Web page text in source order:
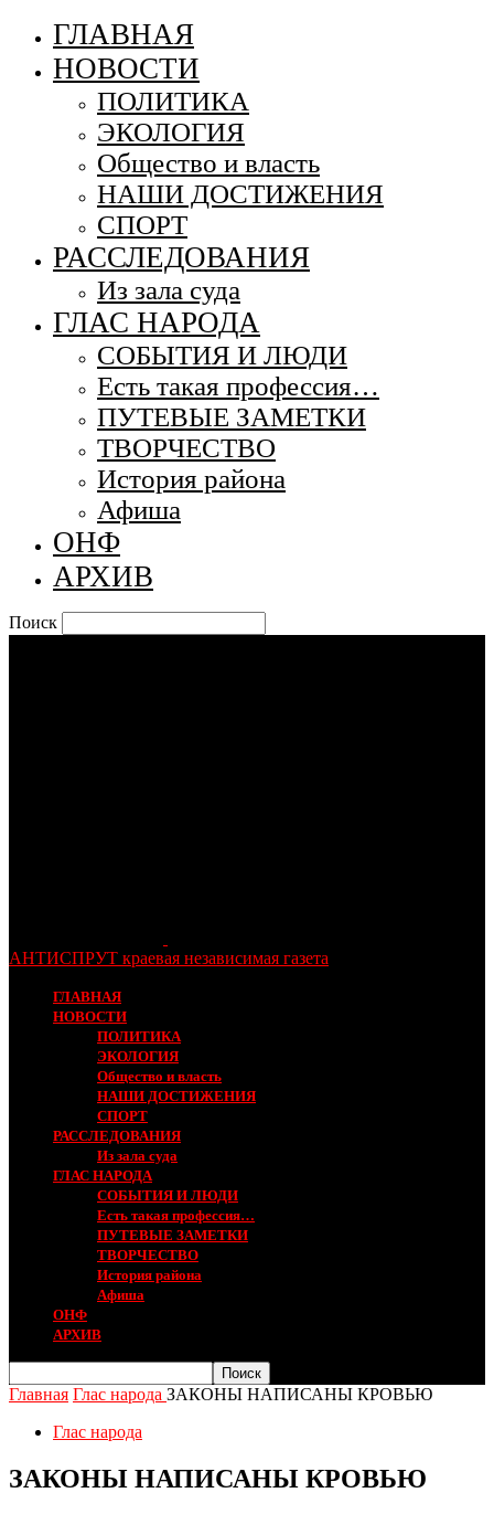
ГЛАВНАЯ
НОВОСТИ
ПОЛИТИКА
ЭКОЛОГИЯ
Общество и власть
НАШИ ДОСТИЖЕНИЯ
СПОРТ
РАССЛЕДОВАНИЯ
Из зала суда
ГЛАС НАРОДА
СОБЫТИЯ И ЛЮДИ
Есть такая профессия…
ПУТЕВЫЕ ЗАМЕТКИ
ТВОРЧЕСТВО
История района
Афиша
ОНФ
АРХИВ
Поиск
АНТИСПРУТ краевая независимая газета
ГЛАВНАЯ
НОВОСТИ
ПОЛИТИКА
ЭКОЛОГИЯ
Общество и власть
НАШИ ДОСТИЖЕНИЯ
СПОРТ
РАССЛЕДОВАНИЯ
Из зала суда
ГЛАС НАРОДА
СОБЫТИЯ И ЛЮДИ
Есть такая профессия…
ПУТЕВЫЕ ЗАМЕТКИ
ТВОРЧЕСТВО
История района
Афиша
ОНФ
АРХИВ
Главная Глас народа ЗАКОНЫ НАПИСАНЫ КРОВЬЮ
Глас народа
ЗАКОНЫ НАПИСАНЫ КРОВЬЮ